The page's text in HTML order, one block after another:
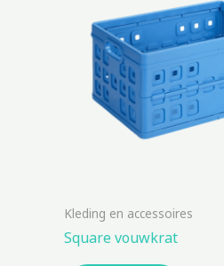
Kleding en accessoires
Square vouwkrat